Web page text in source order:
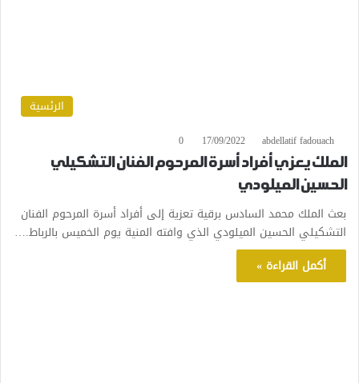
الرئسية
abdellatif fadouach
17/09/2022
0
الملك يعزي أفراد أسرة المرحوم الفنان التشكيلي
الحسين الميلودي
بعث الملك محمد السادس برقية تعزية إلى أفراد أسرة المرحوم الفنان
التشكيلي الحسين الميلودي الذي وافته المنية يوم الخميس بالرباط.…
أكمل القراءة »